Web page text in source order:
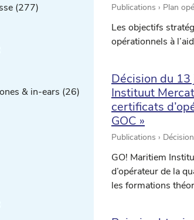
(277)
& in-ears (26)
Publications › Plan
Les objectifs
opérationnels à
Décision du
Instituut
certificats
GOC »
Publications ›
GO! Maritiem
d’opérateur de la
les formations